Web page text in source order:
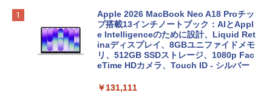
Apple 2026 MacBook Neo A18 Proチッ
プ搭載13インチノートブック：AIとAppl
e Intelligenceのために設計、Liquid Ret
inaディスプレイ、8GBユニファイドメモ
リ、512GB SSDストレージ、1080p Fac
eTime HDカメラ、Touch ID - シルバー
￥131,111